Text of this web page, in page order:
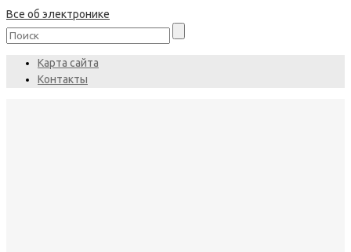
Все об электронике
Карта сайта
Контакты